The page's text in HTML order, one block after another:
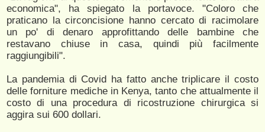
economica", ha spiegato la portavoce. "Coloro che
praticano la circoncisione hanno cercato di racimolare
un po' di denaro approfittando delle bambine che
restavano chiuse in casa, quindi più facilmente
raggiungibili".
La pandemia di Covid ha fatto anche triplicare il costo
delle forniture mediche in Kenya, tanto che attualmente il
costo di una procedura di ricostruzione chirurgica si
aggira sui 600 dollari.